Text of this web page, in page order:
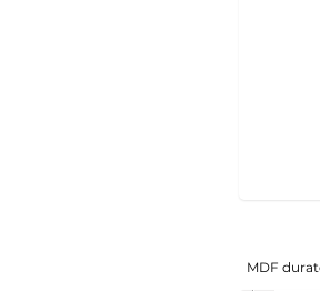
MDF